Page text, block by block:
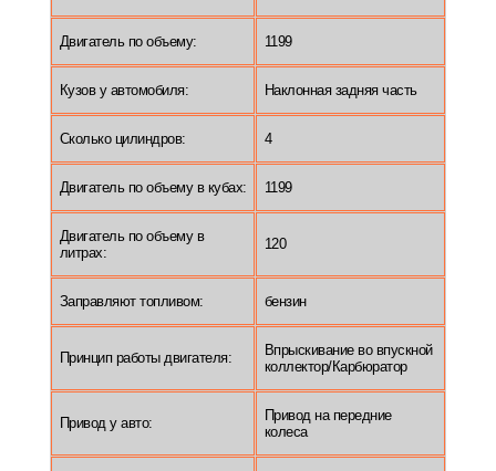
Двигатель по объему: 1199
Кузов у автомобиля: Наклонная задняя часть
Сколько цилиндров: 4
Двигатель по объему в кубах: 1199
Двигатель по объему в
литрах:
120
Заправляют топливом: бензин
Принцип работы двигателя:
Впрыскивание во впускной
коллектор/Карбюратор
Привод у авто:
Привод на передние
колеса